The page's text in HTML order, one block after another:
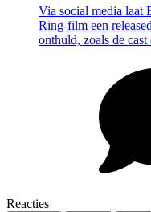
Via social media laat
Ring-film een
onthuld, zoals de cast
Reacties